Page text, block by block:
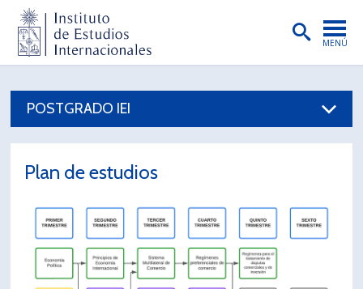
MENÚ
POSTGRADO
INVESTIGACIÓN
EXTENSIÓN
PUBLICACIONES
POSTGRADO IEI
Plan de estudios